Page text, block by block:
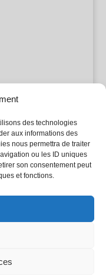
des technologies
aux informations des
nous permettra de traiter
ou les ID uniques
son consentement peut
et fonctions.